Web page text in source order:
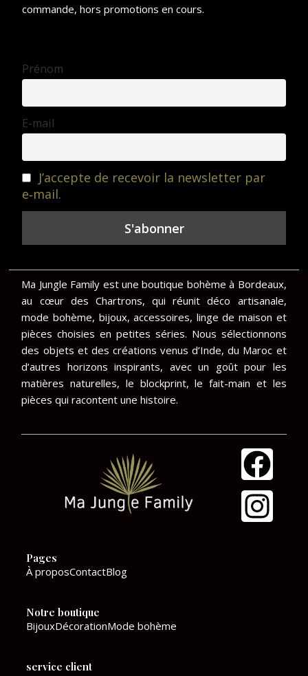
commande, hors promotions en cours.
Prénom
E-mail
J’accepte de recevoir la newsletter par
e‑mail.
Ma Jungle Family est une boutique bohème à Bordeaux,
au cœur des Chartrons, qui réunit déco artisanale,
mode bohème, bijoux, accessoires, linge de maison et
pièces choisies en petites séries. Nous sélectionnons
des objets et des créations venus d’Inde, du Maroc et
d’autres horizons inspirants, avec un goût pour les
matières naturelles, le blockprint, le fait-main et les
pièces qui racontent une histoire.
F
a
c
I
n
s
Pages
À proposContactBlog
Notre boutique
BijouxDécorationMode bohème
service client